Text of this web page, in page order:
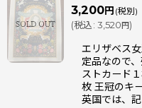
3,200円 (税別)
(税込: 3,520 円)
エリザベス
定品なので
ストカード
枚 王冠の
英国では、